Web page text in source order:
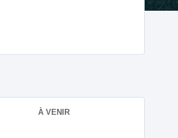
À VENIR